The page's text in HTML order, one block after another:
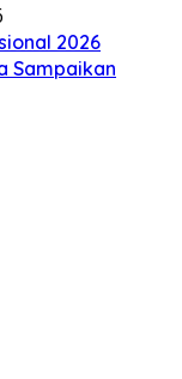
2026
Sampaikan